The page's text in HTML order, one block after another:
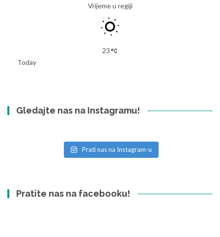
Vrijeme u regiji
23
Today
Gledajte nas na Instagramu!
Prati nas na Instagram-u
Pratite nas na facebooku!